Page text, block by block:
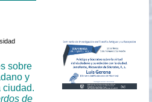
sobre
y
ciudad.
de